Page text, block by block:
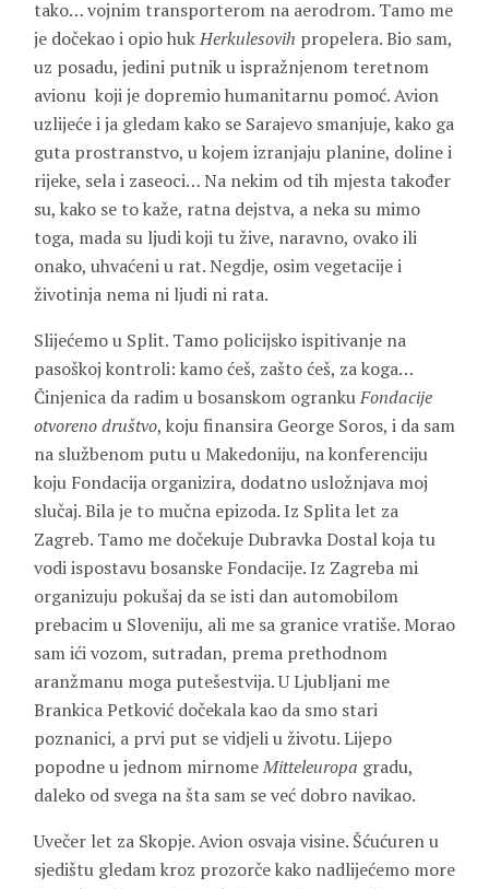
tako… vojnim transporterom na aerodrom. Tamo me
je dočekao i opio hukHerkulesovih propelera. Bio sam,
uz posadu, jedini putnik u ispražnjenom teretnom
avionu koji je dopremio humanitarnu pomoć. Avion
uzlijeće i ja gledam kako se Sarajevo smanjuje, kako ga
guta prostranstvo, u kojem izranjaju planine, doline i
rijeke, sela i zaseoci… Na nekim od tih mjesta također
su, kako se to kaže, ratna dejstva, a neka su mimo
toga, mada su ljudi koji tu žive, naravno, ovako ili
onako, uhvaćeni u rat. Negdje, osim vegetacije i
životinja nema ni ljudi ni rata.
Slijećemo u Split. Tamo policijsko ispitivanje na
pasoškoj kontroli: kamo ćeš, zašto ćeš, za koga…
Činjenica da radim u bosanskom ogrankuFondacije
otvoreno društvo, koju finansira George Soros, i da sam
na službenom putu u Makedoniju, na konferenciju
koju Fondacija organizira, dodatno usložnjava moj
slučaj. Bila je to mučna epizoda. Iz Splita let za
Zagreb. Tamo me dočekuje Dubravka Dostal koja tu
vodi ispostavu bosanske Fondacije. Iz Zagreba mi
organizuju pokušaj da se isti dan automobilom
prebacim u Sloveniju, ali me sa granice vratiše. Morao
sam ići vozom, sutradan, prema prethodnom
aranžmanu moga putešestvija. U Ljubljani me
Brankica Petković dočekala kao da smo stari
poznanici, a prvi put se vidjeli u životu. Lijepo
popodne u jednom mirnomeMitteleuropa gradu,
daleko od svega na šta sam se već dobro navikao.
Uvečer let za Skopje. Avion osvaja visine. Šćućuren u
sjedištu gledam kroz prozorče kako nadlijećemo more